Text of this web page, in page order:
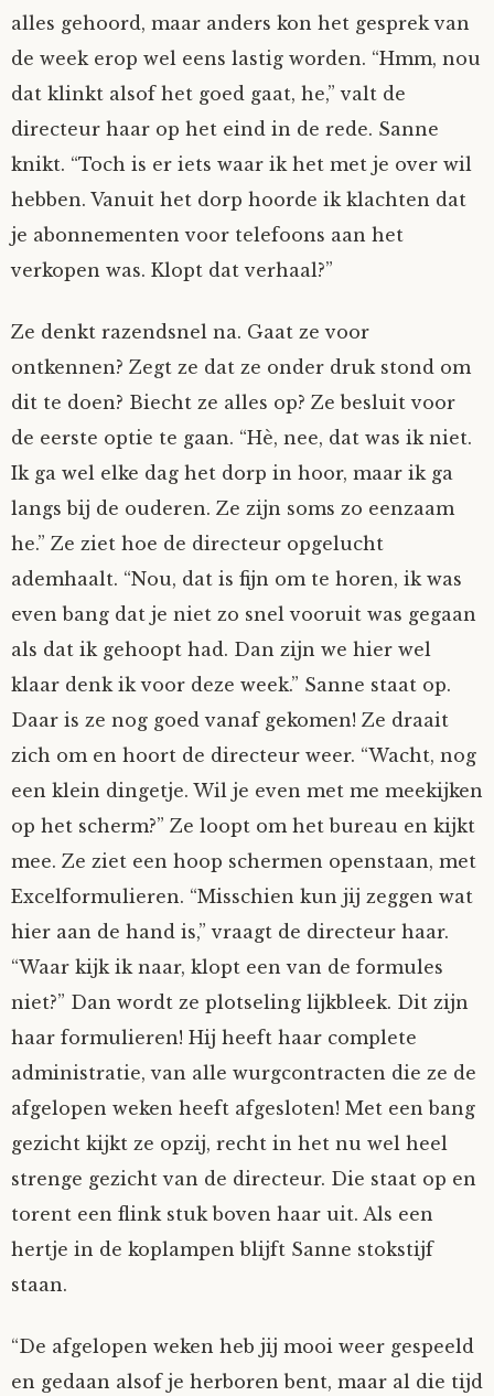
Gralin
Jack
Johanna
Juliette Stark
Kersje
Nyncke
Rozemarijn
SirTeddy
Spelican
Stefan
Sunniva
Switch
Tom Mathys
Vorrion
Vrolijke Dondersteen
Zofianina
alles gehoord, maar anders kon het gesprek van
de week erop wel eens lastig worden. “Hmm, nou
dat klinkt alsof het goed gaat, he,” valt de
directeur haar op het eind in de rede. Sanne
knikt. “Toch is er iets waar ik het met je over wil
hebben. Vanuit het dorp hoorde ik klachten dat
je abonnementen voor telefoons aan het
verkopen was. Klopt dat verhaal?”
Ze denkt razendsnel na. Gaat ze voor
ontkennen? Zegt ze dat ze onder druk stond om
dit te doen? Biecht ze alles op? Ze besluit voor
de eerste optie te gaan. “Hè, nee, dat was ik niet.
Ik ga wel elke dag het dorp in hoor, maar ik ga
langs bij de ouderen. Ze zijn soms zo eenzaam
he.” Ze ziet hoe de directeur opgelucht
ademhaalt. “Nou, dat is fijn om te horen, ik was
even bang dat je niet zo snel vooruit was gegaan
als dat ik gehoopt had. Dan zijn we hier wel
klaar denk ik voor deze week.” Sanne staat op.
Daar is ze nog goed vanaf gekomen! Ze draait
zich om en hoort de directeur weer. “Wacht, nog
een klein dingetje. Wil je even met me meekijken
op het scherm?” Ze loopt om het bureau en kijkt
mee. Ze ziet een hoop schermen openstaan, met
Excelformulieren. “Misschien kun jij zeggen wat
hier aan de hand is,” vraagt de directeur haar.
“Waar kijk ik naar, klopt een van de formules
niet?” Dan wordt ze plotseling lijkbleek. Dit zijn
haar formulieren! Hij heeft haar complete
administratie, van alle wurgcontracten die ze de
afgelopen weken heeft afgesloten! Met een bang
gezicht kijkt ze opzij, recht in het nu wel heel
strenge gezicht van de directeur. Die staat op en
torent een flink stuk boven haar uit. Als een
hertje in de koplampen blijft Sanne stokstijf
staan.
“De afgelopen weken heb jij mooi weer gespeeld
en gedaan alsof je herboren bent, maar al die tijd